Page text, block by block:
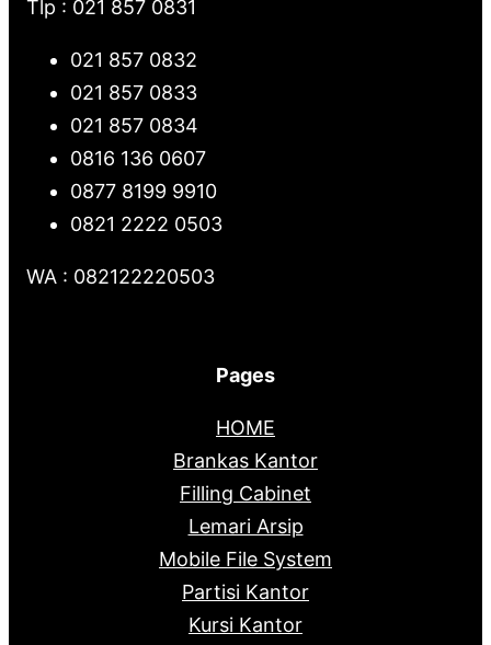
Tlp : 021 857 0831
021 857 0832
021 857 0833
021 857 0834
0816 136 0607
0877 8199 9910
0821 2222 0503
WA : 082122220503
Pages
HOME
Brankas Kantor
Filling Cabinet
Lemari Arsip
Mobile File System
Partisi Kantor
Kursi Kantor